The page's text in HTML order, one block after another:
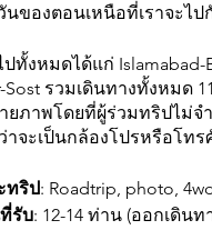
นของตอนเหนือที่เราจะไป
ปทั้งหมดได้แก่ Islamabad-
Sost รวมเดินทางทั้งหมด
ยภาพโดยที่ผู้ร่วมทริปไม่จ
าจะเป็นกล้องโปรหรือโท
ทริป: Roadtrip, photo,
รับ: 12-14 ท่าน (ออกเดิน